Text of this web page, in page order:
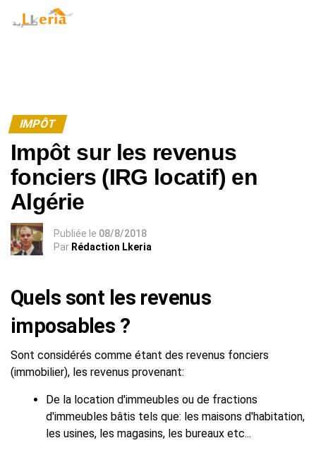
Warning: Undefined array key "id_user" in
/home/lkeria/public_html/model-amp.php
IMPÔT
Impôt sur les revenus
fonciers (IRG locatif) en
Algérie
Publiée le 08/8/2018
Par Rédaction Lkeria
Quels sont les revenus
imposables ?
Sont considérés comme étant des revenus fonciers
(immobilier), les revenus provenant:
De la location d'immeubles ou de fractions
d'immeubles bâtis tels que: les maisons d'habitation,
les usines, les magasins, les bureaux etc...